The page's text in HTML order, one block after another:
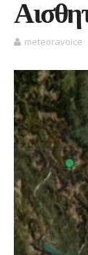
meteoravoice